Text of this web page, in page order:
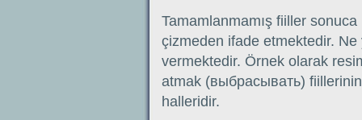
Tamamlanmamış fiiller sonuca
çizmeden ifade etmektedir. Ne
vermektedir. Örnek olarak
atmak (выбрасывать) fiillerinin
halleridir.